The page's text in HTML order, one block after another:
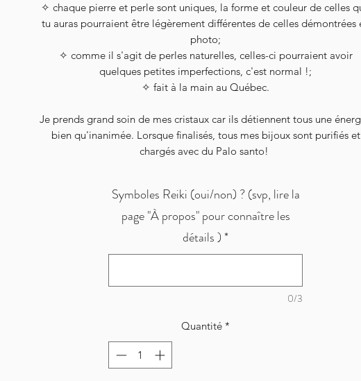
✧ chaque pierre et perle sont uniques, la forme et couleur de celles
tu auras pourraient être légèrement différentes de celles démontrées
photo;
✧ comme il s'agit de perles naturelles, celles-ci pourraient avoir
quelques petites imperfections, c'est normal !;
✧ fait à la main au Québec.
Je prends grand soin de mes cristaux car ils détiennent tous une
bien qu'inanimée. Lorsque finalisés, tous mes bijoux sont purifiés et
chargés avec du Palo santo!
Symboles Reiki (oui/non) ? (svp, lire la
page "À propos" pour connaître les
détails )*
0/3
Quantité *